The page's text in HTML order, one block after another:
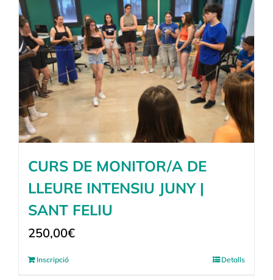
CURS DE MONITOR/A DE
LLEURE INTENSIU JUNY |
SANT FELIU
250,00€
Inscripció Detalls